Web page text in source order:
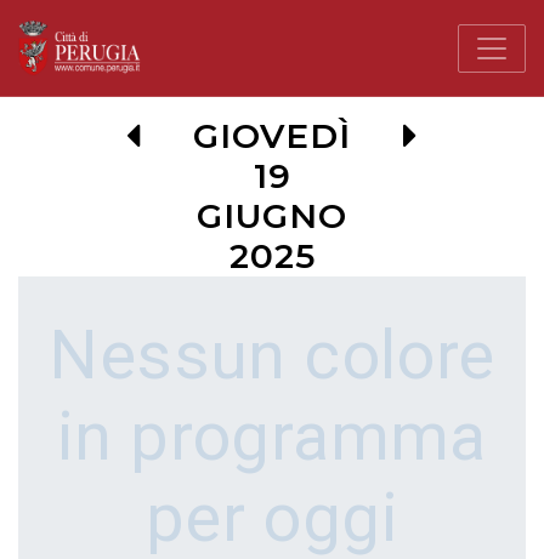
GIOVEDÌ
19
GIUGNO
2025
Nessun colore
in programma
per oggi